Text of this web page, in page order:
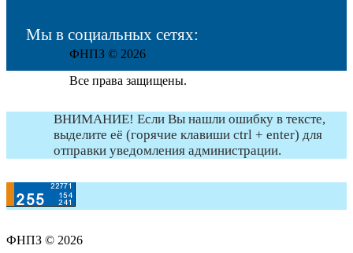
Мы в социальных сетях:
ФНПЗ © 2026
Все права защищены.
ВНИМАНИЕ! Если Вы нашли ошибку в тексте,
выделите её (горячие клавиши ctrl + enter) для
отправки уведомления администрации.
ФНПЗ © 2026